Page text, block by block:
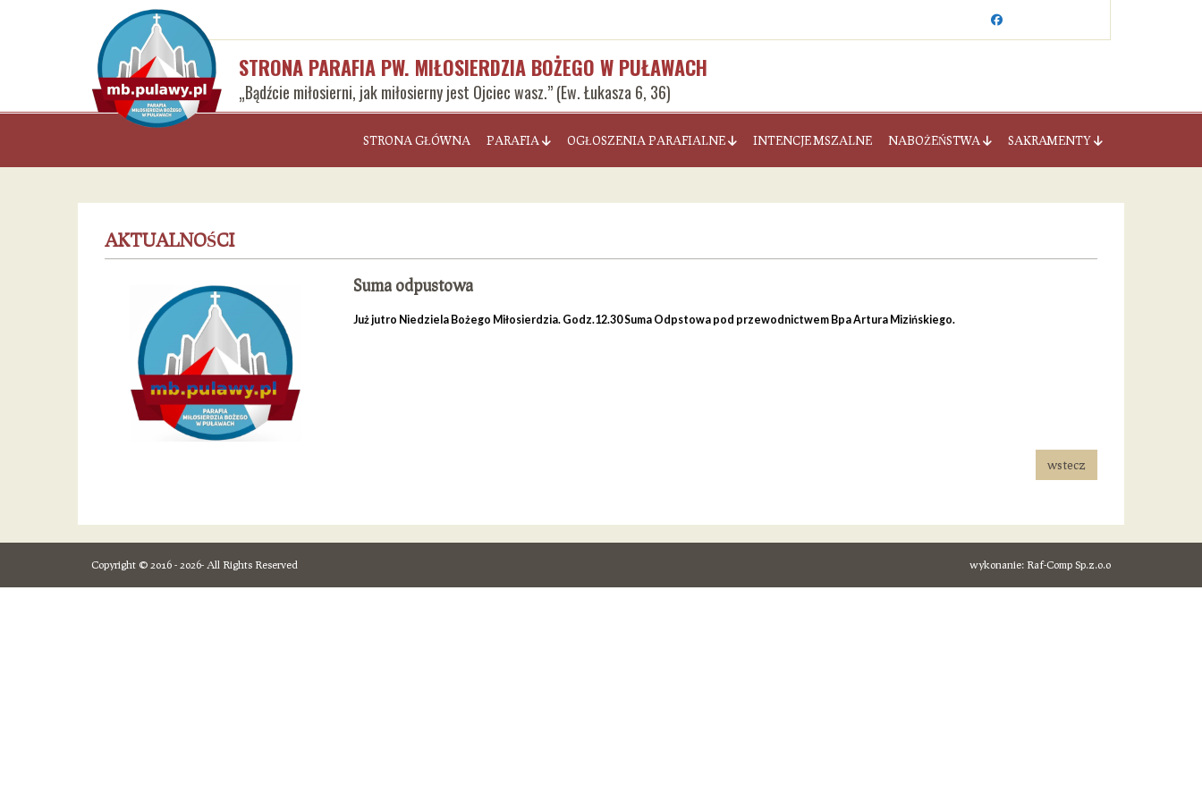
STRONA PARAFIA PW. MIŁOSIERDZIA BOŻEGO W PUŁAWACH
„Bądźcie miłosierni, jak miłosierny jest Ojciec wasz.” (Ew. Łukasza 6, 36)
STRONA GŁÓWNA PARAFIA OGŁOSZENIA PARAFIALNE INTENCJE MSZALNE NABOŻEŃSTWA SAKRAMENTY
AKTUALNOŚCI
Suma odpustowa
Już jutro Niedziela Bożego Miłosierdzia. Godz.12.30 Suma Odpstowa pod przewodnictwem Bpa Artura Mizińskiego.
wstecz
Copyright © 2016 - 2026- All Rights Reserved wykonanie: Raf-Comp Sp.z.o.o